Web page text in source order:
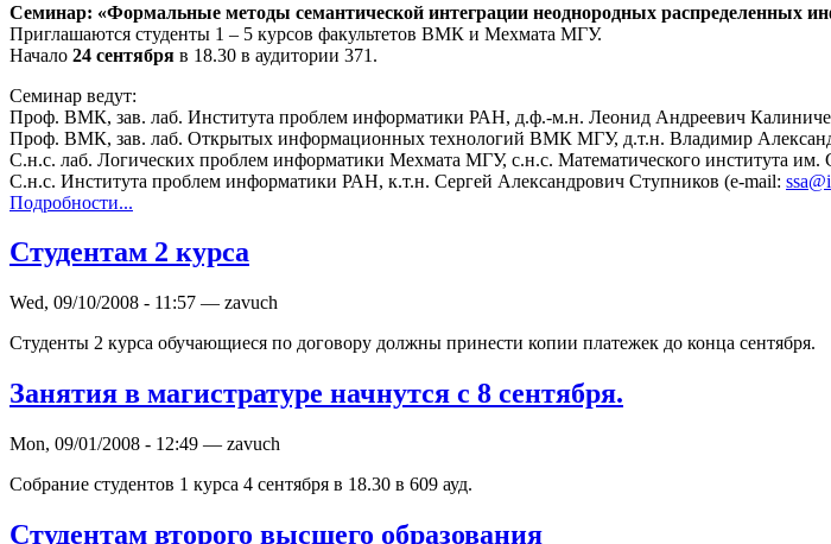
Семинар: «Формальные методы семантической интеграции неоднородных распределенных
Приглашаются студенты 1 – 5 курсов факультетов ВМК и Мехмата МГУ.
Начало 24 сентября в 18.30 в аудитории 371.
Семинар ведут:
Проф. ВМК, зав. лаб. Института проблем информатики РАН, д.ф.-м.н. Леонид Андреевич
Проф. ВМК, зав. лаб. Открытых информационных технологий ВМК МГУ, д.т.н. Владимир
С.н.с. лаб. Логических проблем информатики Мехмата МГУ, с.н.с. Математического института
С.н.с. Института проблем информатики РАН, к.т.н. Сергей Александрович Ступников (e-mail:
Подробности...
Студентам 2 курса
Wed, 09/10/2008 - 11:57 — zavuch
Студенты 2 курса обучающиеся по договору должны принести копии платежек до конца сентября.
Занятия в магистратуре начнутся с 8 сентября.
Mon, 09/01/2008 - 12:49 — zavuch
Собрание студентов 1 курса 4 сентября в 18.30 в 609 ауд.
Студентам второго высшего образования